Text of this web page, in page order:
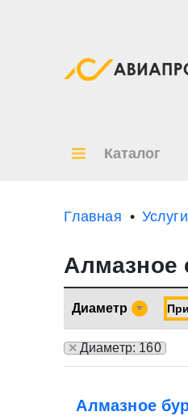
Каталог
Главная Услуги
Алмазное
Диаметр
×Диаметр: 160
Алмазное